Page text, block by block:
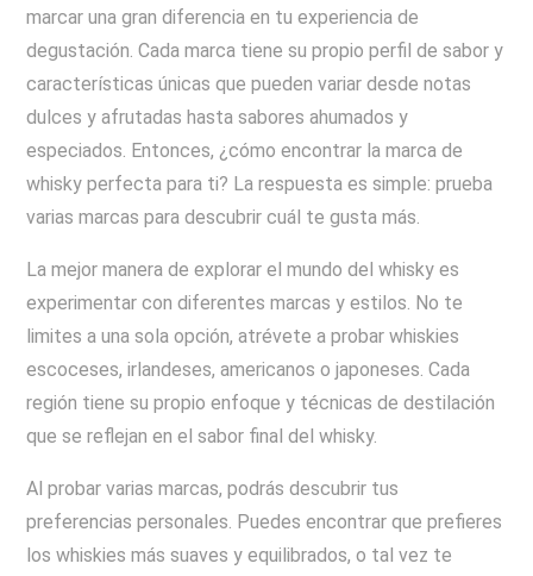
marcar una gran diferencia en tu experiencia de
degustación. Cada marca tiene su propio perfil de sabor y
características únicas que pueden variar desde notas
dulces y afrutadas hasta sabores ahumados y
especiados. Entonces, ¿cómo encontrar la marca de
whisky perfecta para ti? La respuesta es simple: prueba
varias marcas para descubrir cuál te gusta más.
La mejor manera de explorar el mundo del whisky es
experimentar con diferentes marcas y estilos. No te
limites a una sola opción, atrévete a probar whiskies
escoceses, irlandeses, americanos o japoneses. Cada
región tiene su propio enfoque y técnicas de destilación
que se reflejan en el sabor final del whisky.
Al probar varias marcas, podrás descubrir tus
preferencias personales. Puedes encontrar que prefieres
los whiskies más suaves y equilibrados, o tal vez te